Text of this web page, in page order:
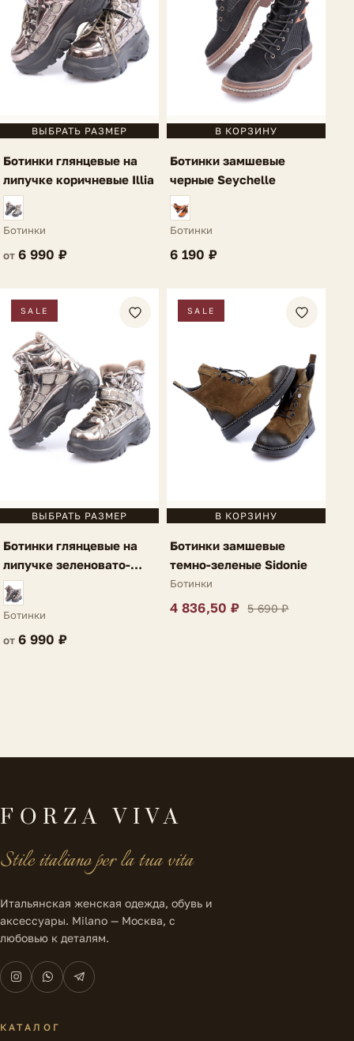
ВЫБРАТЬ РАЗМЕР
Ботинки глянцевые на
липучке коричневые Illia
Ботинки
от 6 990 ₽
В КОРЗИНУ
Ботинки замшевые
черные Seychelle
Ботинки
6 190 ₽
SALE
ВЫБРАТЬ РАЗМЕР
Ботинки глянцевые на
липучке зеленовато-
серебряные Illia
Ботинки
от 6 990 ₽
SALE
В КОРЗИНУ
Ботинки замшевые
темно-зеленые Sidonie
Ботинки
4 836,50 ₽ 5 690 ₽
FORZA VIVA
Stile italiano per la tua vita
Итальянская женская одежда, обувь и
аксессуары. Milano — Москва, с
любовью к деталям.
КАТАЛОГ